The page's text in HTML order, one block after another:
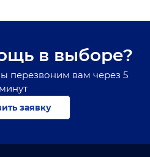
в выборе?
перезвоним вам через 5
минут
заявку